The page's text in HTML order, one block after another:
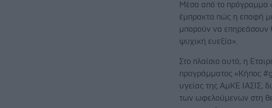
Μέσα από το πρόγραμμα
έμπρακτα πώς η επαφή
μπορούν να επηρεάσουν
ψυχική ευεξία».
Στο πλαίσιο αυτό, η
προγράμματος «Κήπος
υγείας της ΑμΚΕ ΙΑΣΙΣ,
των ωφελούμενων στη